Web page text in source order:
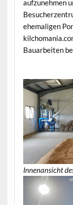
aufzunehmen
ehemaligen
Bauarbeiten
Innenansicht